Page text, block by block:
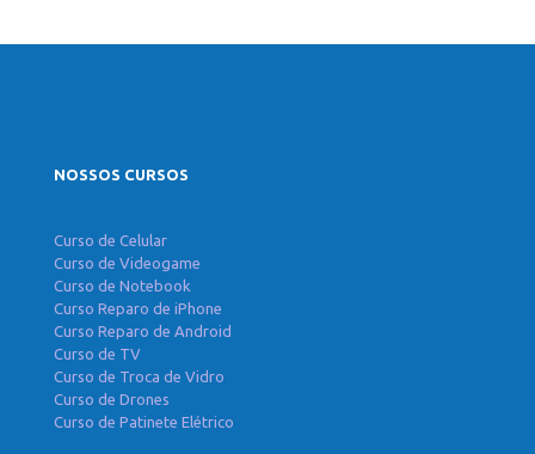
NOSSOS CURSOS
Curso de Celular
Curso de Videogame
Curso de Notebook
Curso Reparo de iPhone
Curso Reparo de Android
Curso de TV
Curso de Troca de Vidro
Curso de Drones
Curso de Patinete Elétrico